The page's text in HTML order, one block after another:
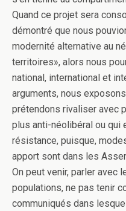
Quand ce projet sera
démontré que nous
modernité alternative au
territoires», alors nous
national, international et
arguments, nous
prétendons rivaliser avec
plus anti-néolibéral ou qui
résistance, puisque,
apport sont dans les
On peut venir, parler avec
populations, ne pas tenir
communiqués dans